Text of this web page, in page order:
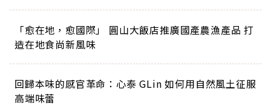
「愈在地，愈國際」 圓山大飯店推廣國產農漁產品 打
造在地食尚新風味
回歸本味的感官革命：心泰 GLin 如何用自然風土征服
高端味蕾